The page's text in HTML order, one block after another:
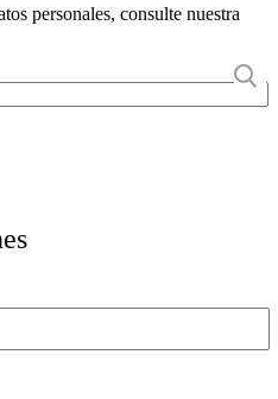
personales, consulte nuestra